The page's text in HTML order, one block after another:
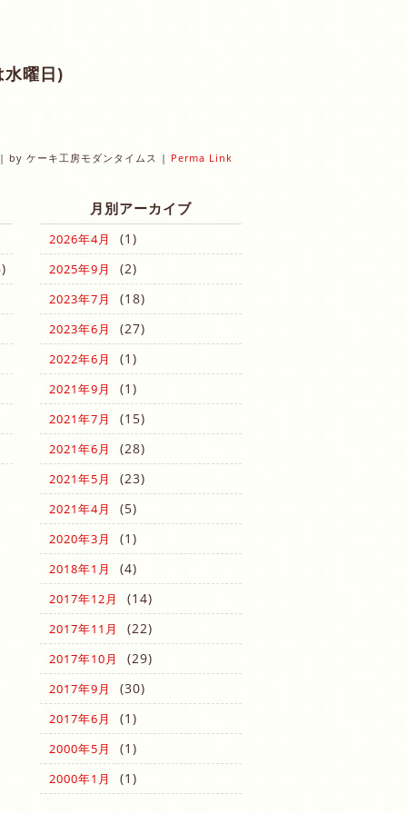
曜日)
by ケーキ工房モダンタイムス | Perma Link
月別アーカイブ
2026年4月 (1)
2025年9月 (2)
2023年7月 (18)
2023年6月 (27)
2022年6月 (1)
2021年9月 (1)
2021年7月 (15)
2021年6月 (28)
2021年5月 (23)
2021年4月 (5)
2020年3月 (1)
2018年1月 (4)
2017年12月 (14)
2017年11月 (22)
2017年10月 (29)
2017年9月 (30)
2017年6月 (1)
2000年5月 (1)
2000年1月 (1)